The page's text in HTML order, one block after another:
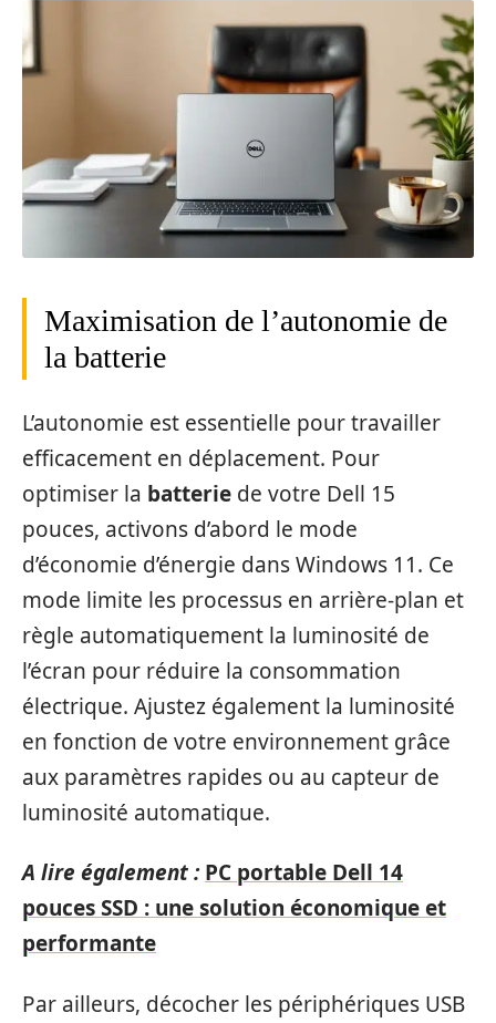
Maximisation de l’autonomie de
la batterie
L’autonomie est essentielle pour travailler
efficacement en déplacement. Pour
optimiser la batterie de votre Dell 15
pouces, activons d’abord le mode
d’économie d’énergie dans Windows 11. Ce
mode limite les processus en arrière-plan et
règle automatiquement la luminosité de
l’écran pour réduire la consommation
électrique. Ajustez également la luminosité
en fonction de votre environnement grâce
aux paramètres rapides ou au capteur de
luminosité automatique.
A lire également : PC portable Dell 14
pouces SSD : une solution économique et
performante
Par ailleurs, décocher les périphériques USB